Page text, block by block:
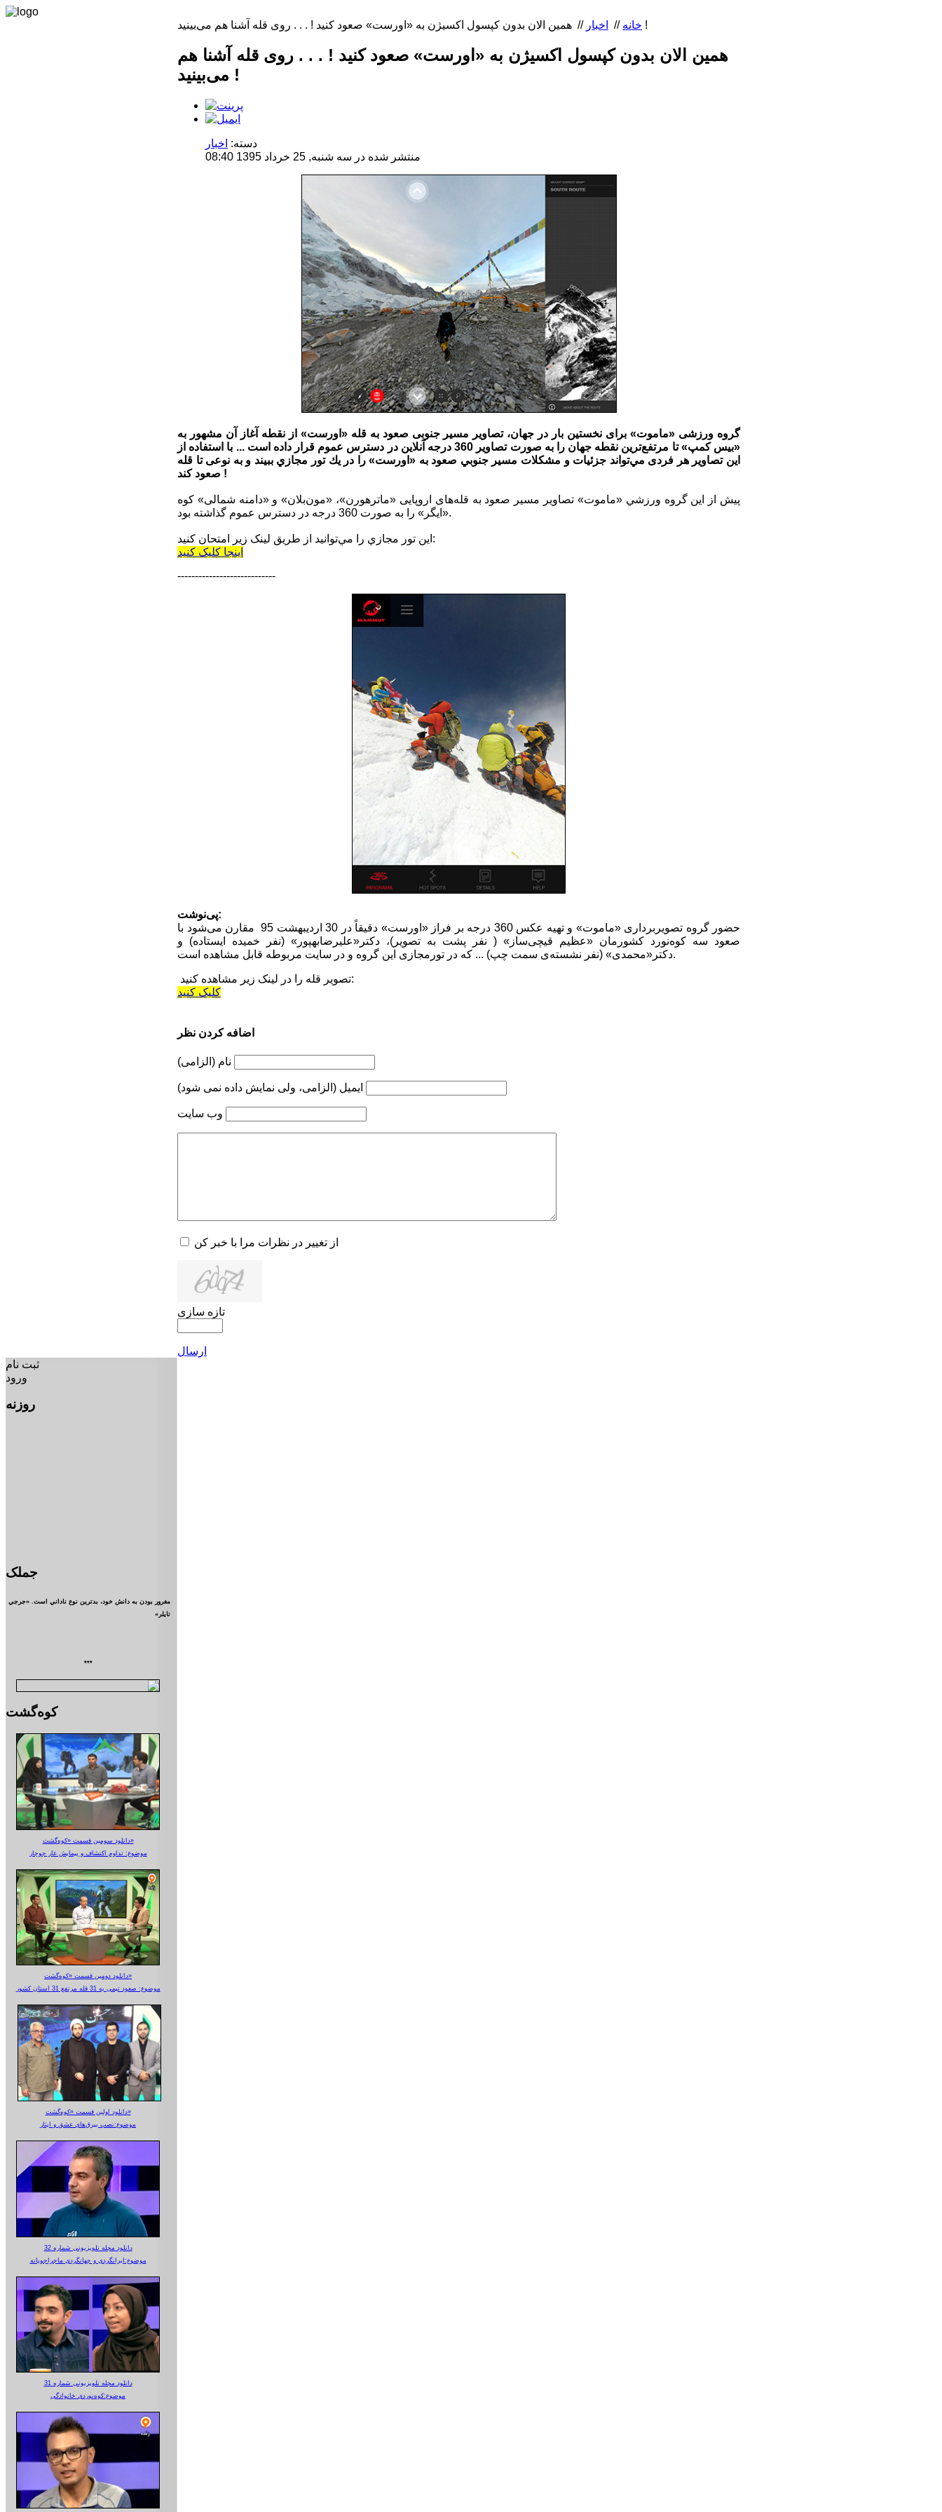
خانه // اخبار // همین الان بدون کپسول اکسیژن به «اورست» صعود کنید ! . . . روی قله آشنا هم می‌بینید !
همین الان بدون کپسول اکسیژن به «اورست» صعود کنید ! . . . روی قله آشنا هم
می‌بینید !
دسته: اخبار
منتشر شده در سه شنبه, 25 خرداد 1395 08:40
گروه ورزشی «ماموت» برای نخستین بار در جهان، تصاویر مسیر جنوبی صعود به قله «اورست» از نقطه آغاز آن مشهور به
«بیس کمپ» تا مرتفع‌ترین نقطه جهان را به صورت تصاویر 360 درجه آنلاین در دسترس عموم قرار داده است ... با استفاده از
اين تصاوير هر فردی مي‌تواند جزئيات و مشكلات مسير جنوبي صعود به «اورست» را در يك تور مجازي ببيند و به نوعی تا قله
صعود کند ‌!
پيش از اين گروه ورزشي «ماموت» تصاوير مسیر صعود به قله‌های اروپایی «ماترهورن»، «مون‌بلان» و «دامنه شمالی» کوه
«ایگر» را به صورت 360 درجه در دسترس عموم گذاشته بود.
اين تور مجازي را مي‌توانيد از طریق لینک زیر امتحان کنید:
اینجا کلیک کنید
----------------------------
پی‌نوشت:
حضور گروه تصویربرداری «ماموت» و تهیه عکس 360 درجه بر فراز «اورست»
دقیقاً
در 30 اردیبهشت 95 مقارن می‌شود با
صعود سه کوه‌نورد کشورمان «عظیم قیچی‌ساز» ( نفر پشت به تصویر)، دکتر«علیرضا‌بهپور» (نفر خمیده ایستاده) و
دکتر«محمدی» (نفر نشسته‌ی سمت چپ) ... که در تورمجازی این گروه و در سایت مربوطه قابل مشاهده است.
تصویر قله را در لینک زیر مشاهده کنید:
کلیک کنید
اضافه کردن نظر
نام (الزامی)
ایمیل (الزامی، ولی نمایش داده نمی شود)
وب سایت
از تغییر در نظرات مرا با خبر کن
تازه سازی
ارسال
ثبت نام
ورود
روزنه
جملک
مغرور بودن به دانش خود، بدترين نوع ناداني است. «جرجي
تايلر»
***
کوه‌گشت
دانلود سومین قسمت «کوه‌گشت»
موضوع: تداوم اکتشاف و پیمایش غار جوجار
دانلود دومین قسمت «کوه‌گشت»
موضوع: صعود تیمی به 31 قله مرتفع 31 استان کشور
دانلود اولین قسمت «کوه‌گشت»
موضوع:نصب بیرق‌های عشق و ایثار
دانلود مجله تلویزیونی شماره 32
موضوع:ایرانگردی و جهانگردی ماجراجویانه
دانلود مجله تلویزیونی شماره 31
موضوع:کوه‌نوردی خانوادگی